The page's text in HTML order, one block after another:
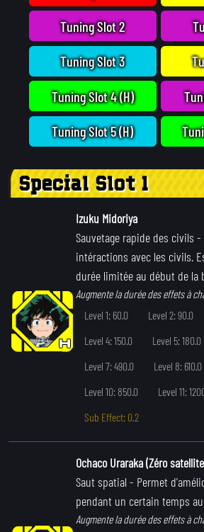
Tuning Slot 2
Tuning Slot 3
Tuning Slot 4 (H)
Tuning Slot 5 (H)
Special Slot 1
Izuku Midoriya
Sauvetage rapide des civils -
intéractions avec les civils.
durée limitée au début de la
Augmente la durée des effets à
Level 1: 60.0
Level 2: 90.0
Level 4: 150.0
Level 5: 180.0
Level 7: 490.0
Level 8: 610.0
Level 10: 850.0
Level 11:
Sub Effect: 0.2
Ochaco Uraraka (Zéro
Saut spatial - Permet
pendant un certain temps
Augmente la durée des effets à